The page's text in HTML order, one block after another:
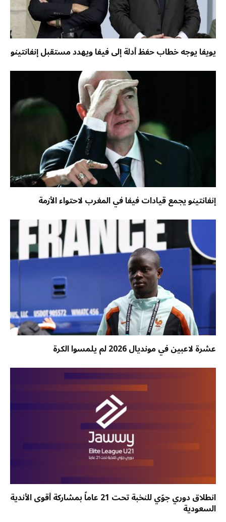
يويفا يوجه خطاب حفظ أدلة إلى فيفا ويهدد مستقبل إنفانتينو
إنفانتينو يجمع قيادات فيفا في المغرب لاحتواء الأزمة
عشرة لاعبين في مونديال 2026 لم يلمسوا الكرة
انطلاق دوري جوّي للنخبة تحت 21 عاماً بمشاركة أقوى الأندية
السعودية